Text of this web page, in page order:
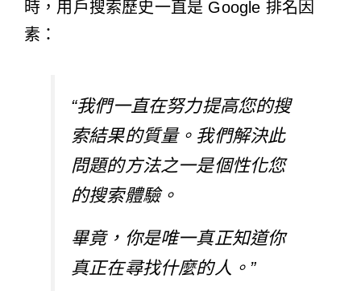
時，用戶搜索歷史一直是 Google 排名因
素：
“我們一直在努力提高您的搜
索結果的質量。我們解決此
問題的方法之一是個性化您
的搜索體驗。
畢竟，你是唯一真正知道你
真正在尋找什麼的人。”